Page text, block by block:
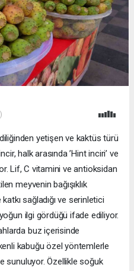
yetişen ve kaktüs türü
halk arasında ’Hint inciri’ ve
Lif, C vitamini ve antioksidan
meyvenin bağışıklık
sağladığı ve serinletici
ilgi gördüğü ifade ediliyor.
buz içerisinde
kabuğu özel yöntemlerle
sunuluyor. Özellikle soğuk